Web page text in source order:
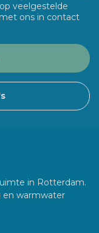
veelgestelde
ons in contact
in Rotterdam.
en warmwater